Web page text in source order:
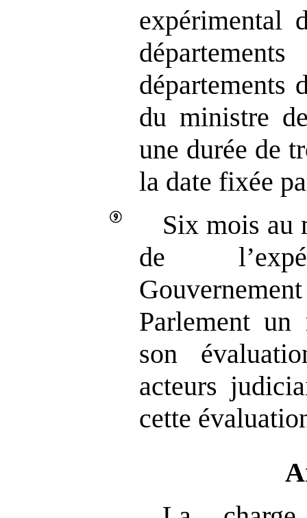
expérimental
départements
du ministre
une durée de
la date fixée
Six mois au
de
Parlement un
son
acteurs
cette